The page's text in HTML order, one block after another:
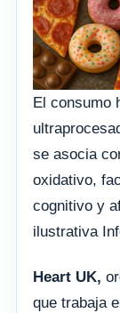
El consumo
se asocia
oxidativo,
cognitivo y
ilustrativa
Heart UK,
que trabaja